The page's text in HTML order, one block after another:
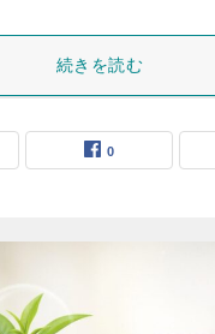
続きを読む
0